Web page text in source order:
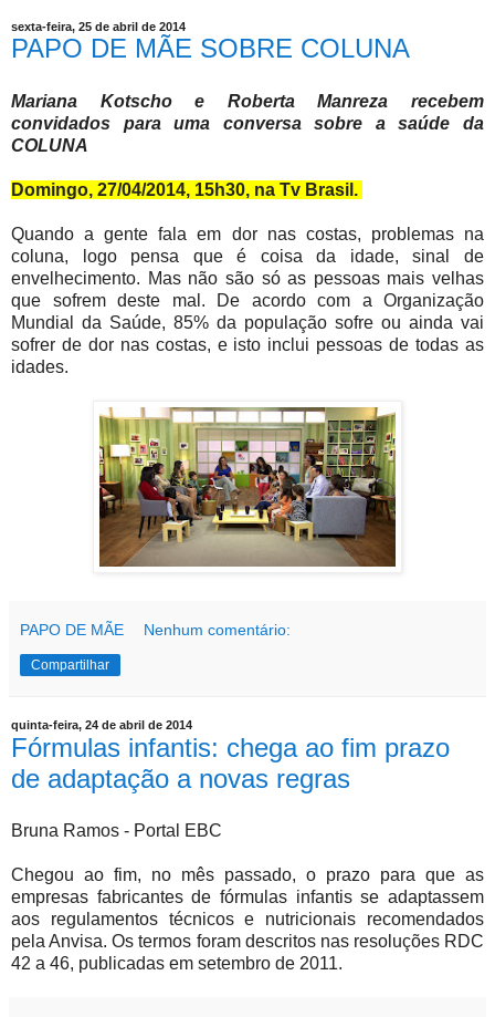
sexta-feira, 25 de abril de 2014
PAPO DE MÃE SOBRE COLUNA
Mariana Kotscho e Roberta Manreza recebem
convidados para uma conversa sobre a saúde da
COLUNA
Domingo, 27/04/2014, 15h30, na Tv Brasil.
Quando a gente fala em dor nas costas, problemas na
coluna, logo pensa que é coisa da idade, sinal de
envelhecimento. Mas não são só as pessoas mais velhas
que sofrem deste mal. De acordo com a Organização
Mundial da Saúde, 85% da população sofre ou ainda vai
sofrer de dor nas costas, e isto inclui pessoas de todas as
idades.
PAPO DE MÃE Nenhum comentário:
Compartilhar
quinta-feira, 24 de abril de 2014
Fórmulas infantis: chega ao fim prazo
de adaptação a novas regras
Bruna Ramos - Portal EBC
Chegou ao fim, no mês passado, o prazo para que as
empresas fabricantes de fórmulas infantis se adaptassem
aos regulamentos técnicos e nutricionais recomendados
pela Anvisa. Os termos foram descritos nas resoluções RDC
42 a 46, publicadas em setembro de 2011.